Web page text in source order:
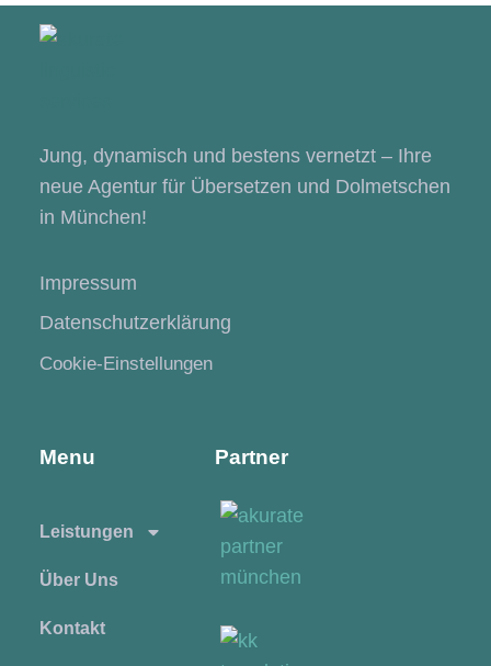
Jung, dynamisch und bestens vernetzt – Ihre
neue Agentur für Übersetzen und Dolmetschen
in München!
Impressum
Datenschutzerklärung
Cookie-Einstellungen
Menu
Leistungen
Über Uns
Kontakt
Partner